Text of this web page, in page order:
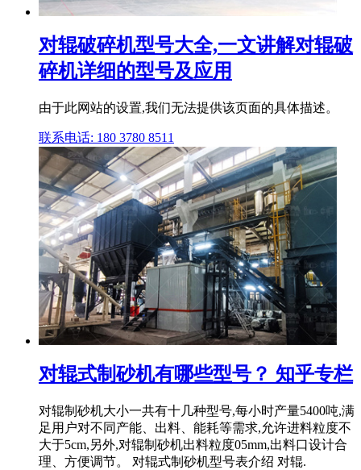
对辊破碎机型号大全,一文讲解对辊破
碎机详细的型号及应用
由于此网站的设置,我们无法提供该页面的具体描述。
联系电话: 180 3780 8511
对辊式制砂机有哪些型号？ 知乎专栏
对辊制砂机大小一共有十几种型号,每小时产量5400吨,满
足用户对不同产能、出料、能耗等需求,允许进料粒度不
大于5cm,另外,对辊制砂机出料粒度05mm,出料口设计合
理、方便调节。 对辊式制砂机型号表介绍 对辊.